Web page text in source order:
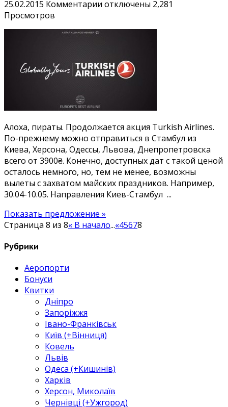
25.02.2015 Комментарии к
Стамбул
от
3900₴.
Есть
майские!
отключены 2,281
Просмотров
Алоха, пираты. Продолжается акция Turkish Airlines.
По-прежнему можно отправиться в Стамбул из
Киева, Херсона, Одессы, Львова, Днепропетровска
всего от 3900₴. Конечно, доступных дат с такой ценой
осталось немного, но, тем не менее, возможны
вылеты с захватом майских праздников. Например,
30.04-10.05. Направления Киев-Стамбул ...
Показать предложение »
Страница 8 из 8« В начало...«45678
Рубрики
Аеропорти
Бонуси
Квитки
Дніпро
Запоріжжя
Івано-Франківськ
Київ (+Вінниця)
Ковель
Львів
Одеса (+Кишинів)
Харків
Херсон, Миколаїв
Чернівці (+Ужгород)